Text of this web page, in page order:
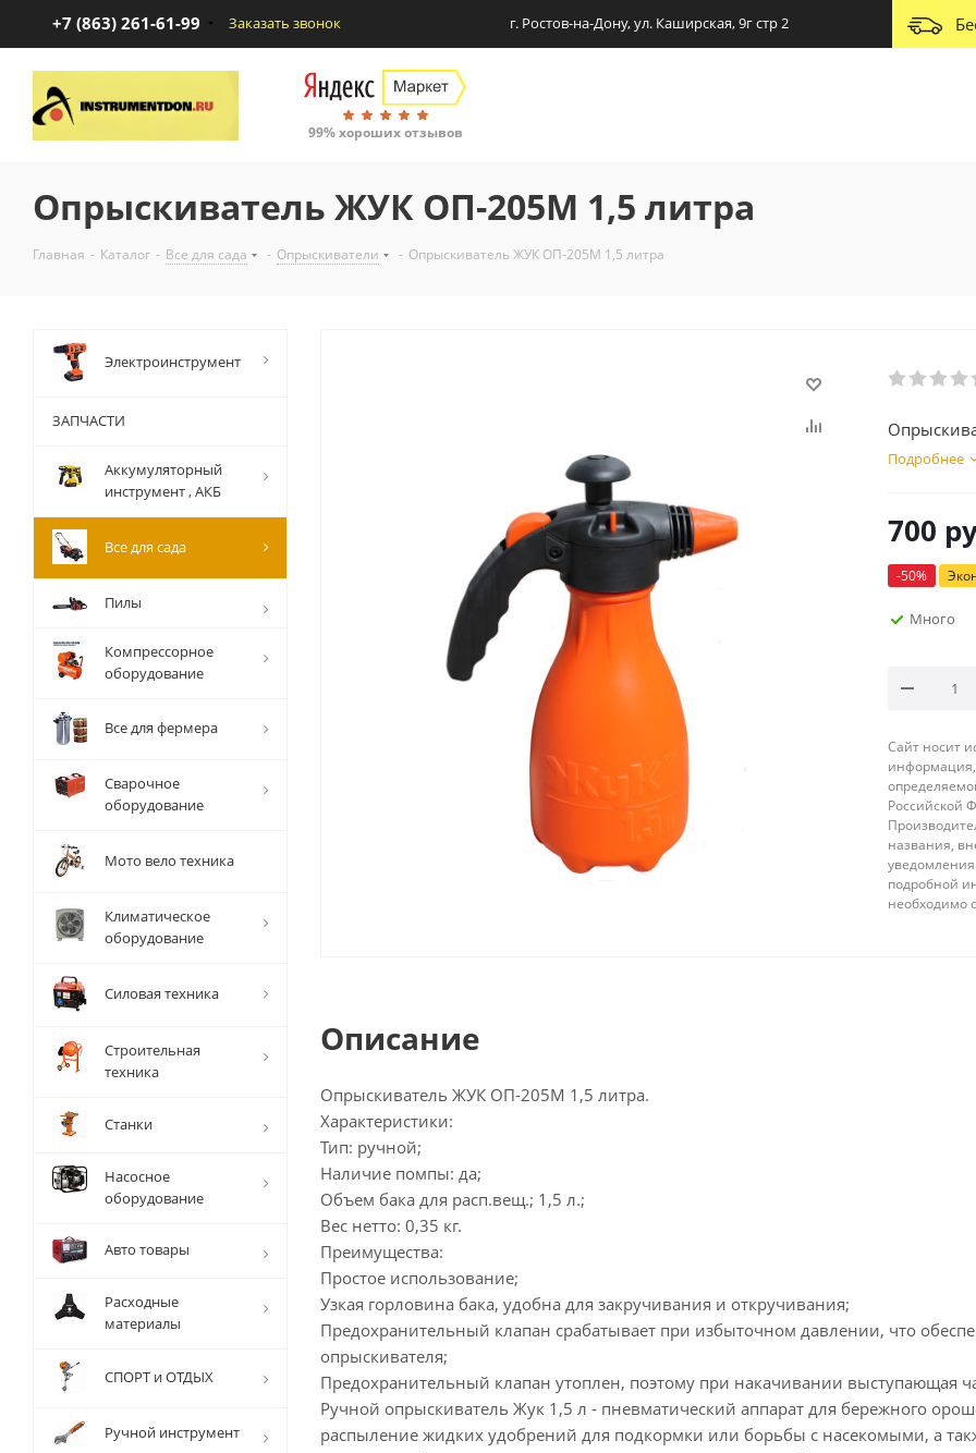
+7 (863) 261-61-99 Заказать звонок г. Ростов-на-Дону, ул. Каширская, 9г стр 2
99% хороших отзывов
Опрыскиватель ЖУК ОП-205М 1,5 литра
Главная - Каталог - Все для сада - Опрыскиватели - Опрыскиватель ЖУК ОП-205М 1,5 литра
Подробнее
700
-50%
Много
Сайт носит
информация,
Российской
названия,
подробной
необходимо
Описание
Опрыскиватель ЖУК ОП-205М 1,5 литра.
Характеристики:
Тип: ручной;
Наличие помпы: да;
Объем бака для расп.вещ.; 1,5 л.;
Вес нетто: 0,35 кг.
Преимущества:
Простое использование;
Узкая горловина бака, удобна для закручивания и откручивания;
Предохранительный клапан срабатывает при избыточном давлении, что
опрыскивателя;
Предохранительный клапан утоплен, поэтому при накачивании выступающая
Ручной опрыскиватель Жук 1,5 л - пневматический аппарат для бережного
распыление жидких удобрений для подкормки или борьбы с насекомыми, а
Электроинструмент
ЗАПЧАСТИ
Аккумуляторный
инструмент , АКБ
Все для сада
Пилы
Компрессорное
оборудование
Все для фермера
Сварочное
оборудование
Мото вело техника
Климатическое
оборудование
Силовая техника
Строительная
техника
Станки
Насосное
оборудование
Авто товары
Расходные
материалы
СПОРТ и ОТДЫХ
Ручной инструмент